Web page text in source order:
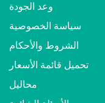
وعد الجودة
سياسة الخصوصية
الشروط والأحكام
تحميل قائمة الأسعار
محاليل